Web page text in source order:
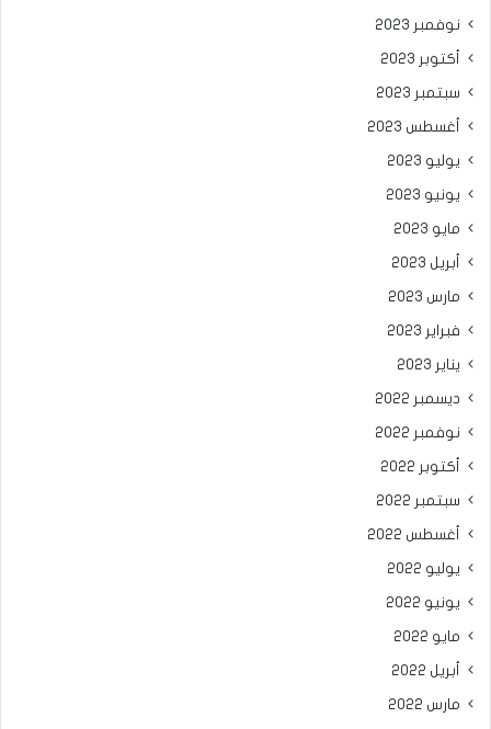
نوفمبر 2023
أكتوبر 2023
سبتمبر 2023
أغسطس 2023
يوليو 2023
يونيو 2023
مايو 2023
أبريل 2023
مارس 2023
فبراير 2023
يناير 2023
ديسمبر 2022
نوفمبر 2022
أكتوبر 2022
سبتمبر 2022
أغسطس 2022
يوليو 2022
يونيو 2022
مايو 2022
أبريل 2022
مارس 2022